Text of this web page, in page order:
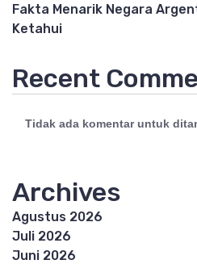
Fakta Menarik Negara
Ketahui
Recent
Tidak ada komentar untuk
Archives
Agustus 2026
Juli 2026
Juni 2026